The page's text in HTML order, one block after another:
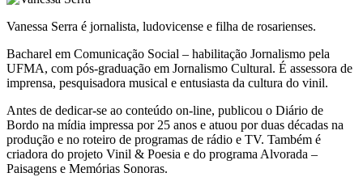
Vanessa Serra é jornalista, ludovicense e filha de rosarienses.
Bacharel em Comunicação Social – habilitação Jornalismo pela
UFMA, com pós-graduação em Jornalismo Cultural. É assessora de
imprensa, pesquisadora musical e entusiasta da cultura do vinil.
Antes de dedicar-se ao conteúdo on-line, publicou o Diário de
Bordo na mídia impressa por 25 anos e atuou por duas décadas na
produção e no roteiro de programas de rádio e TV. Também é
criadora do projeto Vinil & Poesia e do programa Alvorada –
Paisagens e Memórias Sonoras.